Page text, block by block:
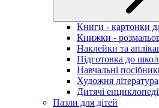
Книги - картонки
Книжки -
Наклейки та
Підготовка до
Навчальні
Художня література
Дитячі
Пазли для дітей